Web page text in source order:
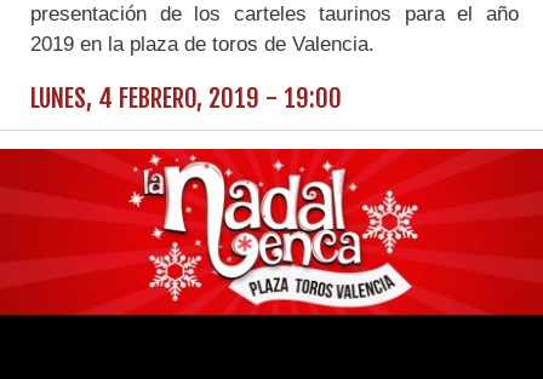
presentación de los carteles taurinos para el año
2019 en la plaza de toros de Valencia.
LUNES, 4 FEBRERO, 2019 - 19:00